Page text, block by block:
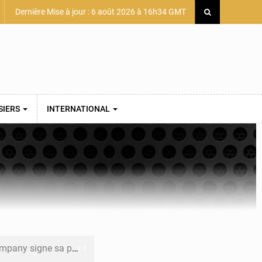
Dernière Mise à jour : 6 août 2026 à 16h34 GMT
INTERNATIONAL
convention minière